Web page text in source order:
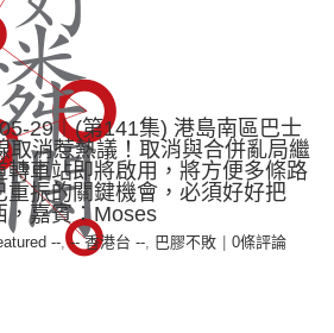
29︱(第141集) 港島南區巴士
取消惹熱議！取消與合併亂局繼
車站即將啟用，將方便多條路
振的關鍵機會，必須好好把
，嘉賓︰Moses
--,-- 香港台 --, 巴膠不敗 0條評論